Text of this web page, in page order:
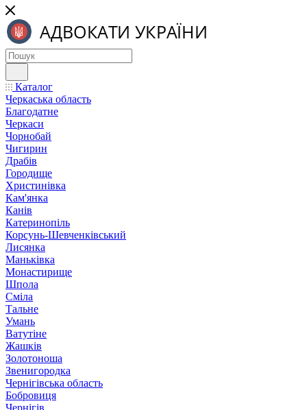
Каталог
Черкаська область
Благодатне
Черкаси
Чорнобай
Чигирин
Драбів
Городище
Христинівка
Кам'янка
Канів
Катеринопіль
Корсунь-Шевченківський
Лисянка
Маньківка
Монастирище
Шпола
Сміла
Тальне
Умань
Ватутіне
Жашків
Золотоноша
Звенигородка
Чернігівська область
Бобровиця
Чернігів